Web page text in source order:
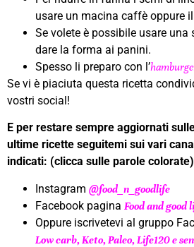
usare un macina caffè oppure
Se volete è possibile usare una
dare la forma ai panini.
Spesso li preparo con l’
Se vi è piaciuta questa ricetta
vostri social!
E per restare sempre aggiornati
ultime ricette seguitemi sui vari
indicati: (clicca sulle parole colorate)
Instagram @food_n_goodlife
Facebook pagina Food and good
Oppure iscrivetevi al gruppo
Low carb, Keto, Paleo, Life120 e